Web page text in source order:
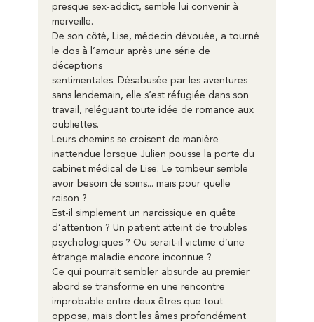
presque sex-addict, semble lui convenir à
merveille.
De son côté, Lise, médecin dévouée, a tourné
le dos à l’amour après une série de
déceptions
sentimentales. Désabusée par les aventures
sans lendemain, elle s’est réfugiée dans son
travail, reléguant toute idée de romance aux
oubliettes.
Leurs chemins se croisent de manière
inattendue lorsque Julien pousse la porte du
cabinet médical de Lise. Le tombeur semble
avoir besoin de soins... mais pour quelle
raison ?
Est-il simplement un narcissique en quête
d’attention ? Un patient atteint de troubles
psychologiques ? Ou serait-il victime d’une
étrange maladie encore inconnue ?
Ce qui pourrait sembler absurde au premier
abord se transforme en une rencontre
improbable entre deux êtres que tout
oppose, mais dont les âmes profondément